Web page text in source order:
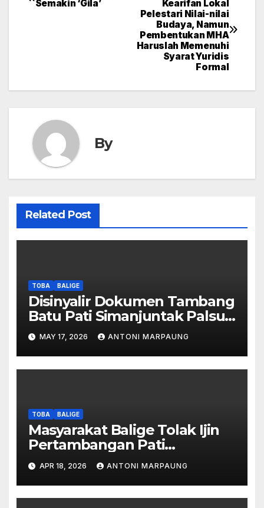
Kearifan Lokal
Pelestari Nilai-nilai
Budaya, Namun
Pembentukan MHA
Haruslah Memenuhi
Syarat Yuridis
Formal
Semakin ‘Gila’
By
Related Post
TOBA BALIGE
Disinyalir Dokumen Tambang
Batu Pati Simanjuntak Palsu –
Jerry Manurung : Tambang
Tidak Berada Di DTA –
Frengki Pardede : Kami Tidak
Miliki Peta DTA – Tanda
Dipalsukan
MAY 17, 2026 ANTONI MARPAUNG
TOBA BALIGE
Masyarakat Balige Tolak Ijin
Pertambangan Pati
Simanjuntak – btc Akan
Investigasi Proses Perijinan
APR 18, 2026 ANTONI MARPAUNG